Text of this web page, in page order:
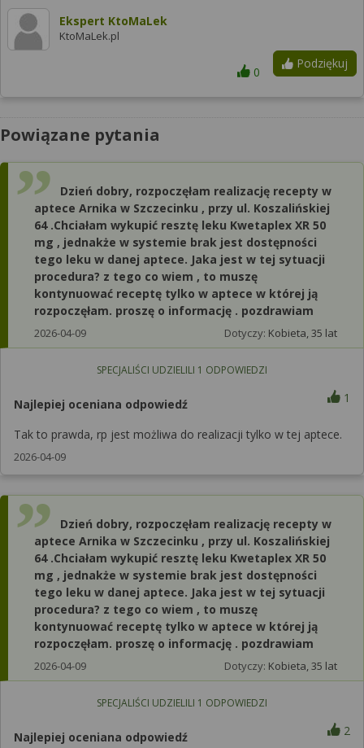
Ekspert KtoMaLek
KtoMaLek.pl
Podziękuj
0
Powiązane pytania
Dzień dobry, rozpoczęłam realizację recepty w
aptece Arnika w Szczecinku , przy ul. Koszalińskiej
64 .Chciałam wykupić resztę leku Kwetaplex XR 50
mg , jednakże w systemie brak jest dostępności
tego leku w danej aptece. Jaka jest w tej sytuacji
procedura? z tego co wiem , to muszę
kontynuować receptę tylko w aptece w której ją
rozpoczęłam. proszę o informację . pozdrawiam
2026-04-09 Dotyczy: Kobieta, 35 lat
SPECJALIŚCI UDZIELILI 1 ODPOWIEDZI
Najlepiej oceniana odpowiedź 1
Tak to prawda, rp jest możliwa do realizacji tylko w tej aptece.
2026-04-09
Dzień dobry, rozpoczęłam realizację recepty w
aptece Arnika w Szczecinku , przy ul. Koszalińskiej
64 .Chciałam wykupić resztę leku Kwetaplex XR 50
mg , jednakże w systemie brak jest dostępności
tego leku w danej aptece. Jaka jest w tej sytuacji
procedura? z tego co wiem , to muszę
kontynuować receptę tylko w aptece w której ją
rozpoczęłam. proszę o informację . pozdrawiam
2026-04-09 Dotyczy: Kobieta, 35 lat
SPECJALIŚCI UDZIELILI 1 ODPOWIEDZI
Najlepiej oceniana odpowiedź 2